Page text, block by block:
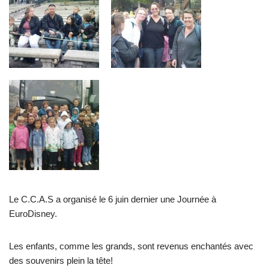
Le C.C.A.S a organisé le 6 juin dernier une Journée à
EuroDisney.
Les enfants, comme les grands, sont revenus enchantés avec
des souvenirs plein la tête!